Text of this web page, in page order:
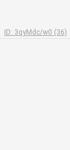
ID: 3qyMdc/w0 (36)